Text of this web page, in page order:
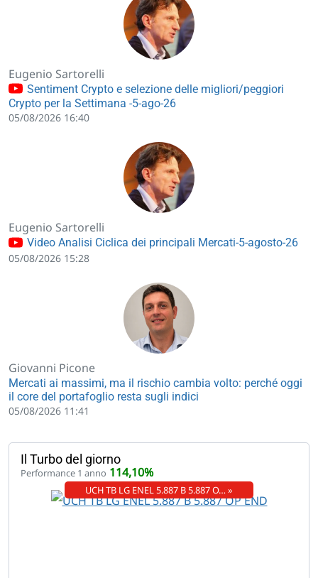
Eugenio Sartorelli
Sentiment Crypto e selezione delle migliori/peggiori
Crypto per la Settimana -5-ago-26
05/08/2026 16:40
Eugenio Sartorelli
Video Analisi Ciclica dei principali Mercati-5-agosto-26
05/08/2026 15:28
Giovanni Picone
Mercati ai massimi, ma il rischio cambia volto: perché oggi
il core del portafoglio resta sugli indici
05/08/2026 11:41
Il Turbo del giorno
Performance 1 anno 114,10%
UCH TB LG ENEL 5.887 B 5.887 O… »